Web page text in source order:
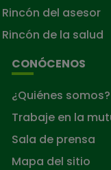
Rincón del asesor
Rincón de la salud
CONÓCENOS
¿Quiénes somos?
Trabaje en la
Sala de prensa
Mapa del sitio